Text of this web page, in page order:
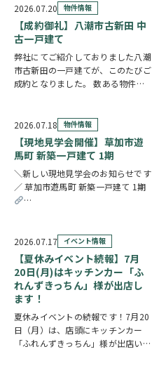
全居室が南向きのため、明るい陽射
しが心地よく差し込む住まいです。
全居室6帖以上…
2026.07.20 物件情報
【成約御礼】八潮市古新田 中
古一戸建て
弊社にてご紹介しておりました八潮
市古新田の一戸建てが、このたびご
成約となりました。 数ある物件の
とても嬉しく思っております。 販
売期間中はたくさんのお問い合わせ
やご内覧をいただ…
2026.07.18 物件情報
【現地見学会開催】草加市遊
馬町 新築一戸建て 1期
＼新しい現地見学会のお知らせです
／ 草加市遊馬町 新築一戸建て 1期
2026.07.17 イベント情報
【夏休みイベント続報】7月
20日(月)はキッチンカー「ふ
れんずきっちん」様が出店し
ます！
夏休みイベントの続報です！7月20
日（月）は、店頭にキッチンカー
「ふれんずきっちん」様が出店いた